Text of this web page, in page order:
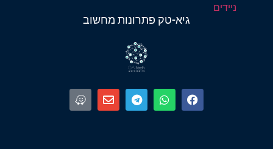
ניידים
גיא-טק פתרונות מחשוב